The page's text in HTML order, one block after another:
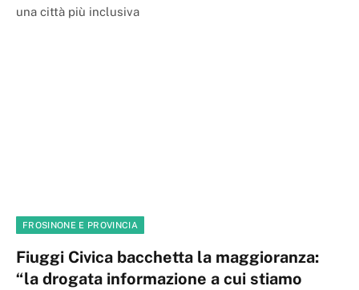
una città più inclusiva
FROSINONE E PROVINCIA
Fiuggi Civica bacchetta la maggioranza:
“la drogata informazione a cui stiamo